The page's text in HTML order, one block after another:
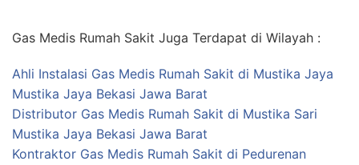
Gas Medis Rumah Sakit Juga Terdapat di Wilayah :
Ahli Instalasi Gas Medis Rumah Sakit di Mustika Jaya
Mustika Jaya Bekasi Jawa Barat
Distributor Gas Medis Rumah Sakit di Mustika Sari
Mustika Jaya Bekasi Jawa Barat
Kontraktor Gas Medis Rumah Sakit di Pedurenan